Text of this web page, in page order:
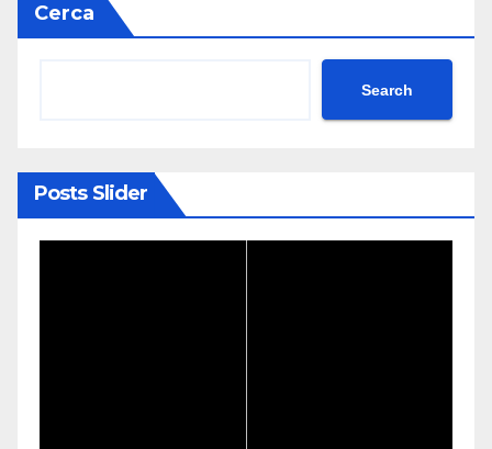
Cerca
Search
Posts Slider